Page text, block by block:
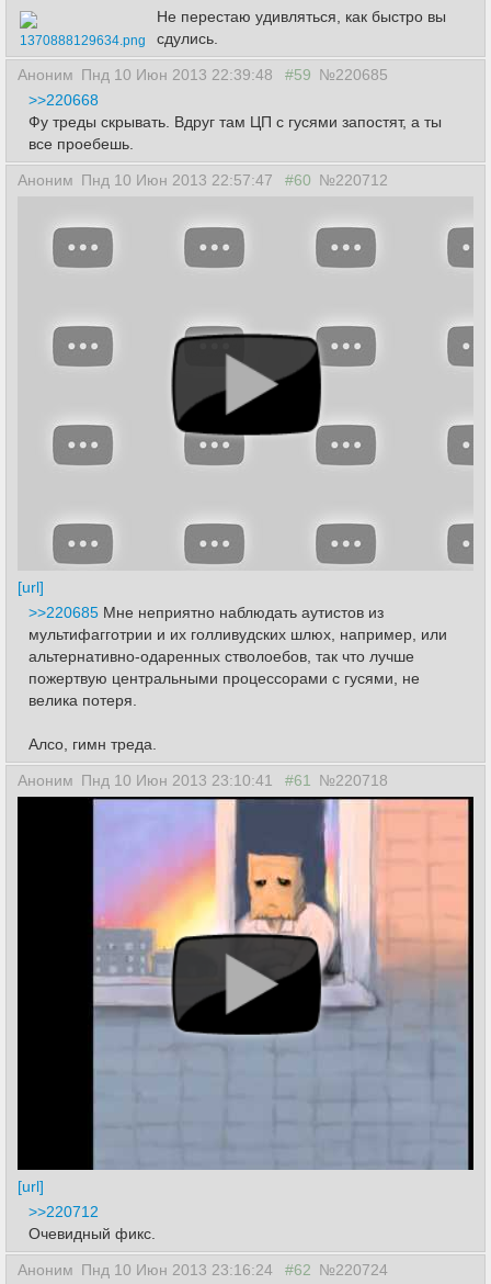
1370888129634.png
Не перестаю удивляться, как быстро вы
сдулись.
Аноним Пнд 10 Июн 2013 22:39:48 #59 №220685
>>220668
Фу треды скрывать. Вдруг там ЦП с гусями запостят, а ты
все проебешь.
Аноним Пнд 10 Июн 2013 22:57:47 #60 №220712
[url]
>>220685 Мне неприятно наблюдать аутистов из
мультифагготрии и их голливудских шлюх, например, или
альтернативно-одаренных стволоебов, так что лучше
пожертвую центральными процессорами с гусями, не
велика потеря.
Алсо, гимн треда.
Аноним Пнд 10 Июн 2013 23:10:41 #61 №220718
[url]
>>220712
Очевидный фикс.
Аноним Пнд 10 Июн 2013 23:16:24 #62 №220724